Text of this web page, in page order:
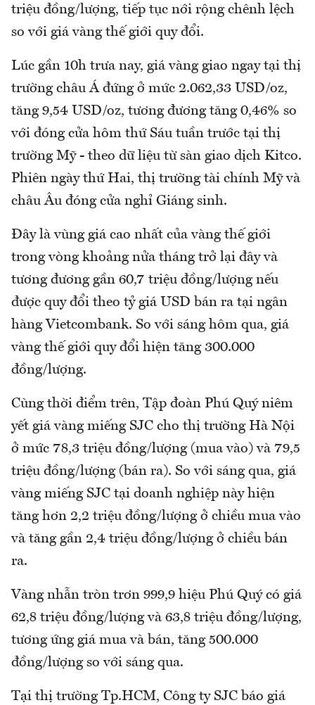
triệu đồng/lượng, tiếp tục nới rộng chênh lệch
so với giá vàng thế giới quy đổi.
Lúc gần 10h trưa nay, giá vàng giao ngay tại thị
trường châu Á đứng ở mức 2.062,33 USD/oz,
tăng 9,54 USD/oz, tương đương tăng 0,46% so
với đóng cửa hôm thứ Sáu tuần trước tại thị
trường Mỹ - theo dữ liệu từ sàn giao dịch Kitco.
Phiên ngày thứ Hai, thị trường tài chính Mỹ và
châu Âu đóng cửa nghỉ Giáng sinh.
Đây là vùng giá cao nhất của vàng thế giới
trong vòng khoảng nửa tháng trở lại đây và
tương đương gần 60,7 triệu đồng/lượng nếu
được quy đổi theo tỷ giá USD bán ra tại ngân
hàng Vietcombank. So với sáng hôm qua, giá
vàng thế giới quy đổi hiện tăng 300.000
đồng/lượng.
Cùng thời điểm trên, Tập đoàn Phú Quý niêm
yết giá vàng miếng SJC cho thị trường Hà Nội
ở mức 78,3 triệu đồng/lượng (mua vào) và 79,5
triệu đồng/lượng (bán ra). So với sáng qua, giá
vàng miếng SJC tại doanh nghiệp này hiện
tăng hơn 2,2 triệu đồng/lượng ở chiều mua vào
và tăng gần 2,4 triệu đồng/lượng ở chiều bán
ra.
Vàng nhẫn tròn trơn 999,9 hiệu Phú Quý có giá
62,8 triệu đồng/lượng và 63,8 triệu đồng/lượng,
tương ứng giá mua và bán, tăng 500.000
đồng/lượng so với sáng qua.
Tại thị trường Tp.HCM, Công ty SJC báo giá